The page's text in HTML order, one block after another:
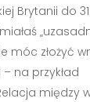
Brytanii do
móc złożyć
na przykład
między